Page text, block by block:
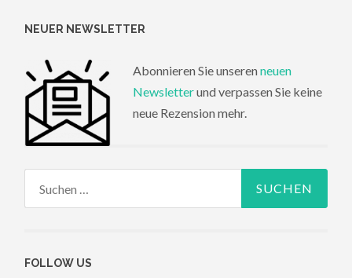
NEUER NEWSLETTER
Abonnieren Sie unseren neuen
Newsletterund verpassen Sie keine
neue Rezension mehr.
FOLLOW US